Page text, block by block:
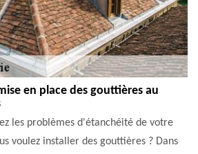
en place des gouttières au
les problèmes d'étanchéité de votre
voulez installer des gouttières ? Dans